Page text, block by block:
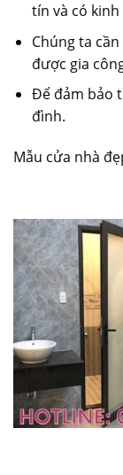
tín và có
Chúng ta
được gia
Để đảm bảo
đình.
Mẫu cửa nhà